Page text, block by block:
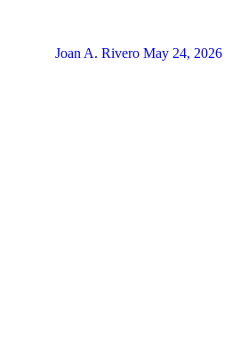
Joan A. Rivero May 24, 2026